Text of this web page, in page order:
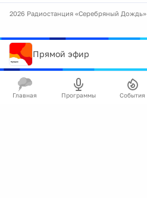
2026 Радиостанция «Серебряный Дождь»
Прямой эфир
Главная Программы События